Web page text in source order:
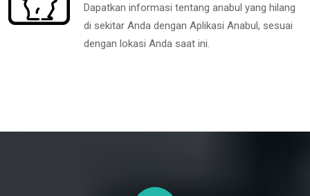
Dapatkan informasi tentang anabul yang hilang
di sekitar Anda dengan Aplikasi Anabul, sesuai
dengan lokasi Anda saat ini.